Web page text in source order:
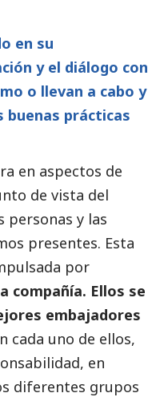
en su
y el diálogo con
o llevan a cabo y
buenas prácticas
en aspectos de
de vista del
personas y las
presentes. Esta
por
compañía. Ellos se
embajadores
cada uno de ellos,
en
diferentes grupos